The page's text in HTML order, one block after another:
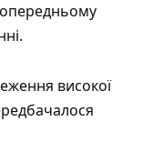
високої